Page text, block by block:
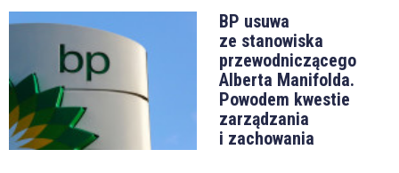
BP usuwa
ze stanowiska
przewodniczącego
Alberta Manifolda.
Powodem kwestie
zarządzania
i zachowania